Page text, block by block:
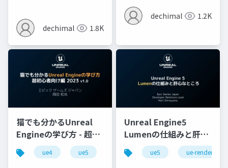
dechimal 1.8K
dechimal 1.2K
猫でも分かるUnreal
Engineの学び方 - 超初
心者向け編 - 2023 v1.0
ue4 ue5 ue-beginner
Unreal Engine5
Lumenの仕組みと肝心
なところ
ue5 ue-rendering